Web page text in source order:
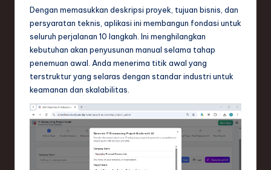
o
ti
Dengan memasukkan deskripsi proyek, tujuan bisnis, dan
persyaratan teknis, aplikasi ini membangun fondasi untuk
seluruh perjalanan 10 langkah. Ini menghilangkan
kebutuhan akan penyusunan manual selama tahap
penemuan awal. Anda menerima titik awal yang
terstruktur yang selaras dengan standar industri untuk
keamanan dan skalabilitas.